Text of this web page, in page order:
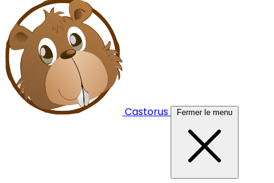
Castorus Fermer le menu